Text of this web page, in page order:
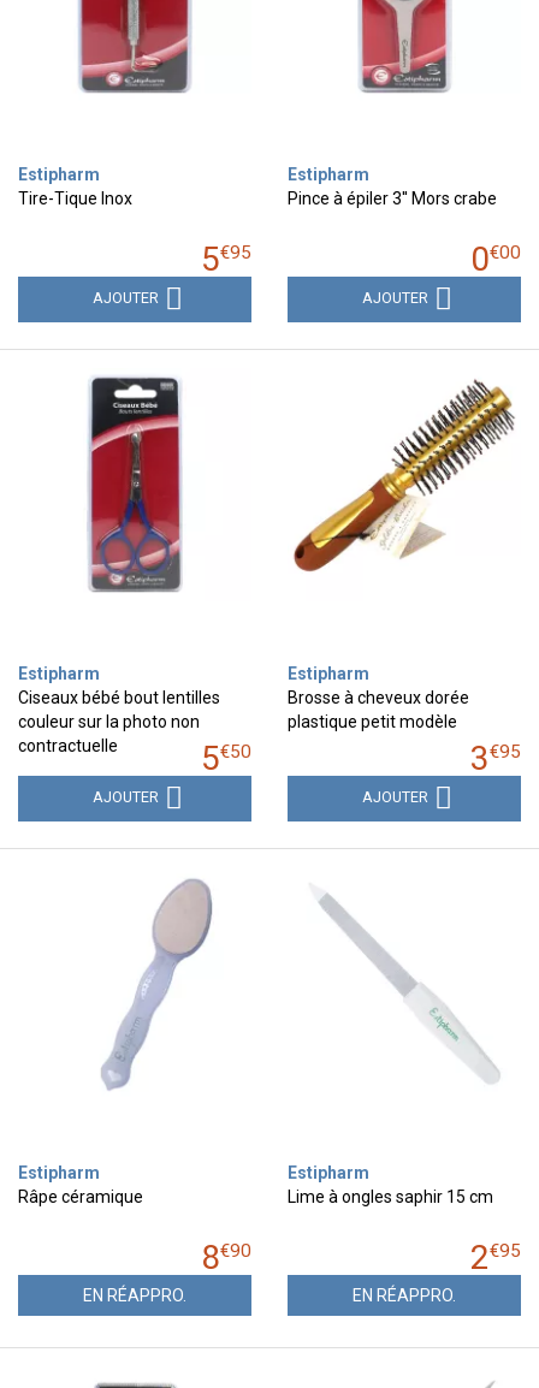
Estipharm
Tire-Tique Inox
5€95
AJOUTER
Estipharm
Pince à épiler 3'' Mors crabe
0€00
AJOUTER
Estipharm
Ciseaux bébé bout lentilles
couleur sur la photo non
contractuelle
5€50
AJOUTER
Estipharm
Brosse à cheveux dorée
plastique petit modèle
3€95
AJOUTER
Estipharm
Râpe céramique
8€90
EN RÉAPPRO.
Estipharm
Lime à ongles saphir 15 cm
2€95
EN RÉAPPRO.